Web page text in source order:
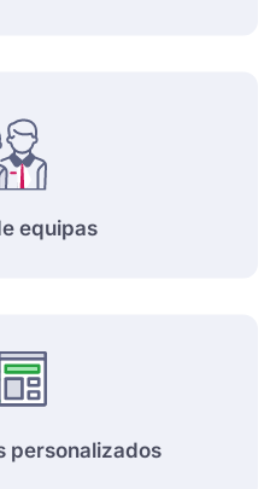
equipas
personalizados